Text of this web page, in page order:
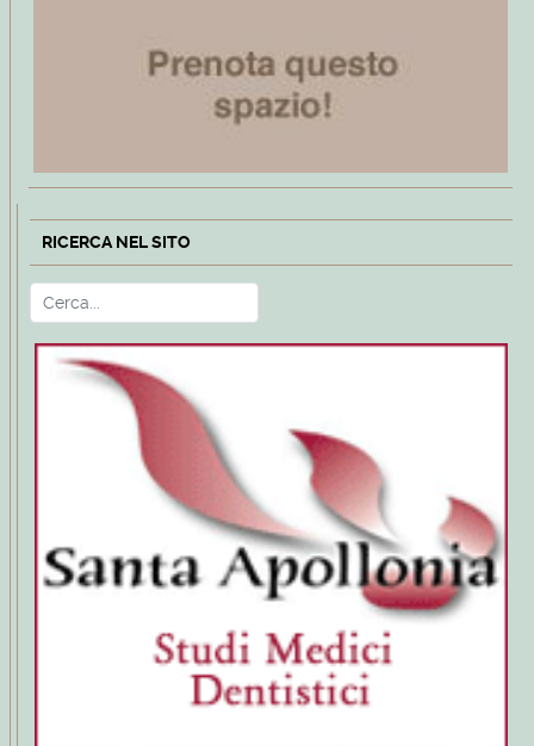
RICERCA NEL SITO
Cerca Type 2 or more characters for